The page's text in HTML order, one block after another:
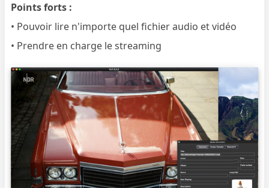
Points forts :
• Pouvoir lire n'importe quel fichier audio et vidéo
• Prendre en charge le streaming